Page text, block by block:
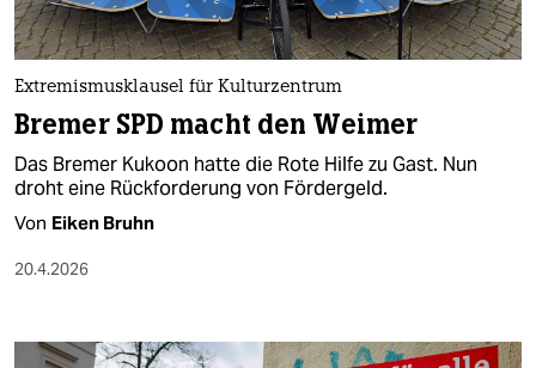
wahrheit
verlag
verlag
veranstaltungen
unterstützen
Extremismusklausel für Kulturzentrum
Bremer SPD macht den Weimer
Das Bremer Kukoon hatte die Rote Hilfe zu Gast. Nun
droht eine Rückforderung von Fördergeld.
Von Eiken Bruhn
20.4.2026